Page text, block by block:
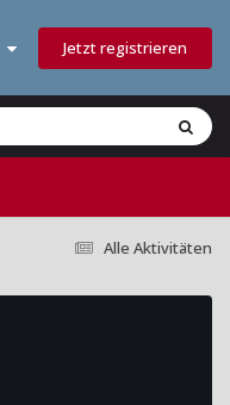
Jetzt registrieren
Alle Aktivitäten